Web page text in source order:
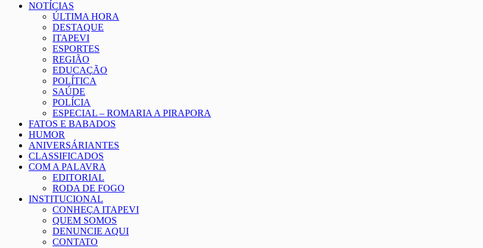
NOTÍCIAS
ÚLTIMA HORA
DESTAQUE
ITAPEVI
ESPORTES
REGIÃO
EDUCAÇÃO
POLÍTICA
SAÚDE
POLÍCIA
ESPECIAL – ROMARIA A PIRAPORA
FATOS E BABADOS
HUMOR
ANIVERSÁRIANTES
CLASSIFICADOS
COM A PALAVRA
EDITORIAL
RODA DE FOGO
INSTITUCIONAL
CONHEÇA ITAPEVI
QUEM SOMOS
DENUNCIE AQUI
CONTATO